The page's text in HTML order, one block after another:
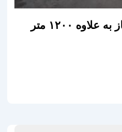
۱۶۰۰متر جایگاه CNGپمپ گاز به علاوه ۱۲۰۰ متر